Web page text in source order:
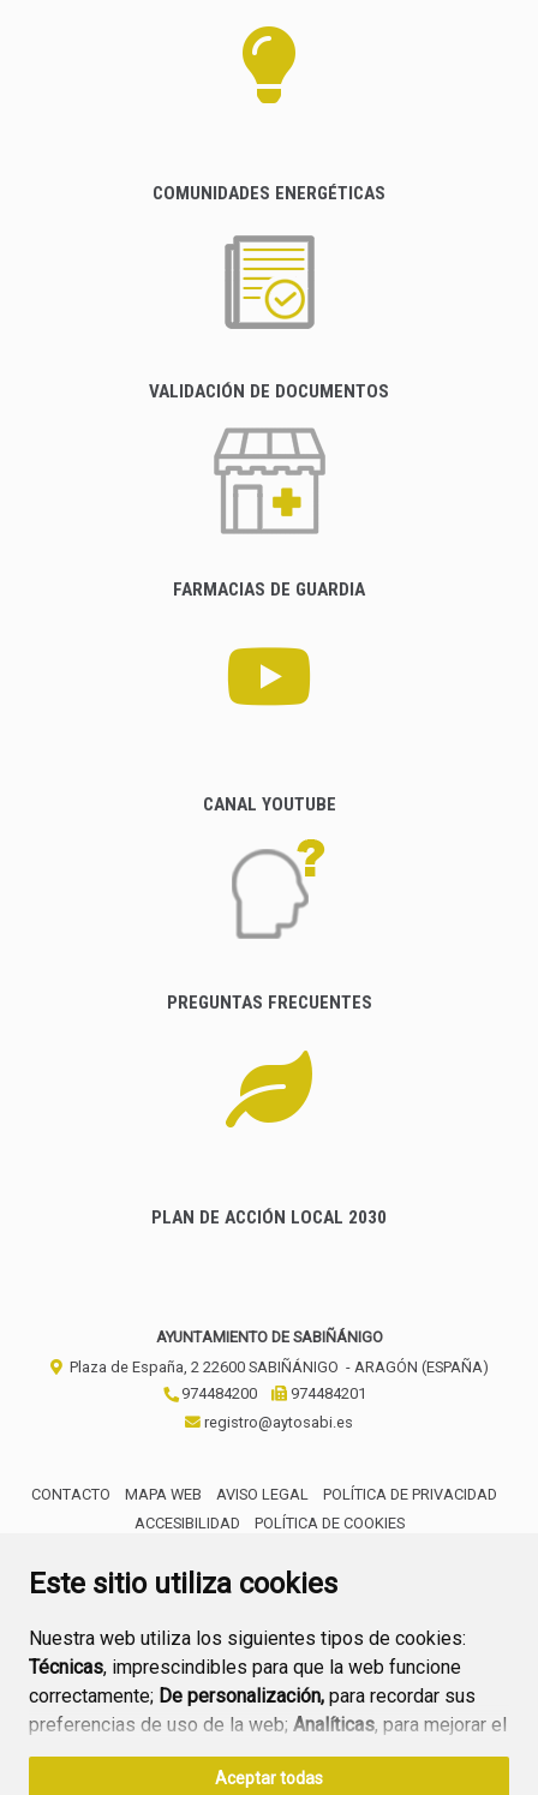
Este sitio utiliza cookies
Nuestra web utiliza los siguientes tipos de cookies:
Técnicas, imprescindibles para que la web funcione
correctamente; De personalización, para recordar sus
preferencias de uso de la web; Analíticas, para mejorar el
funcionamiento de la web y sus servicios.
Aceptar todas
COMUNIDADES ENERGÉTICAS
VALIDACIÓN DE DOCUMENTOS
FARMACIAS DE GUARDIA
CANAL YOUTUBE
PREGUNTAS FRECUENTES
PLAN DE ACCIÓN LOCAL 2030
AYUNTAMIENTO DE SABIÑÁNIGO
Plaza de España, 2 22600 SABIÑÁNIGO - ARAGÓN (ESPAÑA)
974484200
974484201
registro@aytosabi.es
CONTACTO MAPA WEB AVISO LEGAL
POLÍTICA DE PRIVACIDAD
ACCESIBILIDAD
POLÍTICA DE COOKIES